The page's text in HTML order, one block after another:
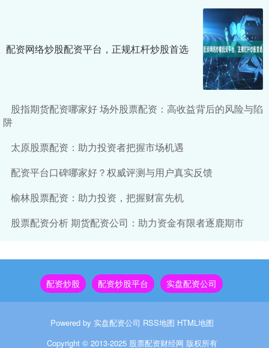
配资网络炒股配资平台，正规杠杆炒股首选
股指期货配资哪家好 场外股票配资：高收益背后的风险与陷
阱
太原股票配资：助力投资者把握市场机遇
配资平台口碑哪家好？权威评测与用户真实反馈
榆林股票配资：助力投资，把握财富先机
股票配资分析 期货配资公司：助力资金有限者逐鹿期市
配资炒股 配资炒股平台 实盘配资公司
Powered by 实盘配资公司 RSS地图 HTML地图
Copyright © 2013-2025 股票配资财经网 版权所有